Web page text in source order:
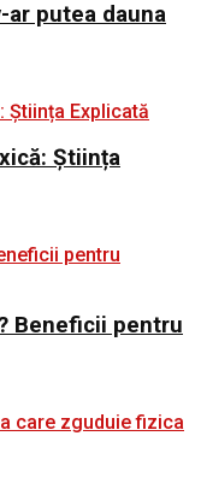
ar putea dauna
Știința
Beneficii pentru